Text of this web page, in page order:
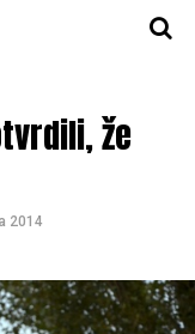
že
2014